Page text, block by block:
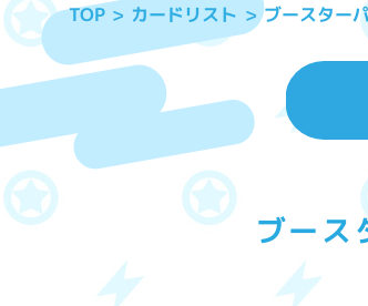
TOP カードリスト ブースター
ブース